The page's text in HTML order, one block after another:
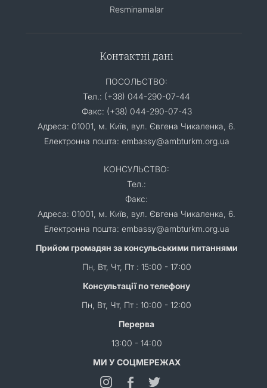
Resminamalar
Контактні дані
ПОСОЛЬСТВО:
Тел.: (+38) 044-290-07-44
Факс: (+38) 044-290-07-43
Адреса: 01001, м. Київ, вул. Євгена Чикаленка, 6.
Електронна пошта: embassy@ambturkm.org.ua
КОНСУЛЬСТВО:
Тел.:
Факс:
Адреса: 01001, м. Київ, вул. Євгена Чикаленка, 6.
Електронна пошта: embassy@ambturkm.org.ua
Прийом громадян за консульськими питаннями
Пн, Вт, Чт, Пт : 15:00 - 17:00
Консультації по телефону
Пн, Вт, Чт, Пт : 10:00 - 12:00
Перерва
13:00 - 14:00
МИ У СОЦМЕРЕЖАХ